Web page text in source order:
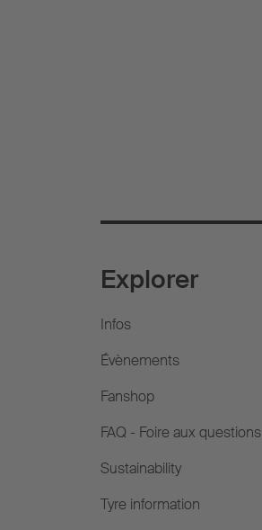
Explorer
Infos
Évènements
Fanshop
FAQ - Foire aux questions
Sustainability
Tyre information